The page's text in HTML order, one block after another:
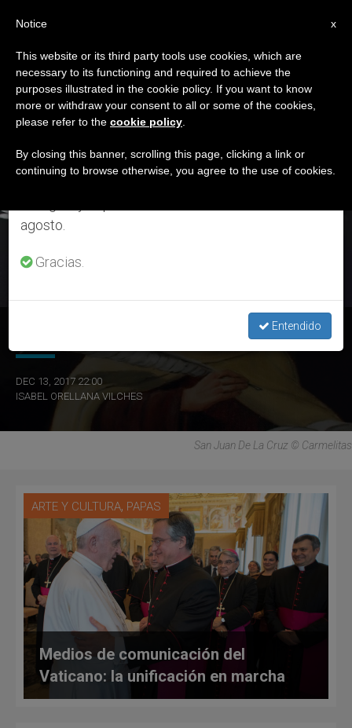
DÍA
Diciembre 13th, 2017
ÚLTIMAS NOTICIAS
DEC 13, 2017 22:00
ISABEL ORELLANA VILCHES
San Juan De La Cruz © Carmelitas
ARTE Y CULTURA, PAPAS
Medios de comunicación del
Vaticano: la unificación en marcha
×
Aviso importante
Del 27 de julio al 7 de agosto haremos la pausa
anual, aprovechando que en el periodo de verano
se generan menos informaciones y también el
agosto.
Gracias.
Entendido
x
Notice
This website or its third party tools use cookies, which are
necessary to its functioning and required to achieve the
purposes illustrated in the cookie policy. If you want to know
more or withdraw your consent to all or some of the cookies,
please refer to the cookie policy
By closing this banner, scrolling this page, clicking a link or
continuing to browse otherwise, you agree to the use of cookies.